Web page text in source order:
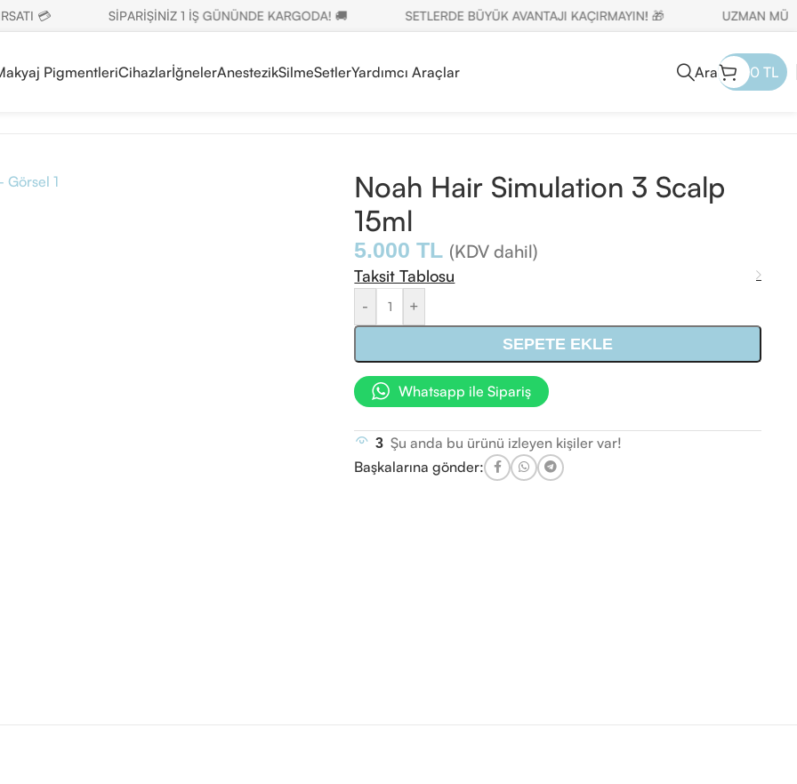
💳 SİPARİŞİNİZ 1 İŞ GÜNÜNDE KARGODA! 🚚 SETLERDE BÜYÜK AVANTAJI KAÇIRMAYIN! 🎁 UZMAN
PigmentleriCihazlarİğnelerAnestezikSilmeSetlerYardımcı Araçlar Ara 0 TL
Noah Hair Simulation 3 Scalp
15ml
5.000TL (KDV dahil)
Taksit Tablosu
- +
SEPETE EKLE
Whatsapp ile Sipariş
3 Şu anda bu ürünü izleyen kişiler var!
Başkalarına gönder: